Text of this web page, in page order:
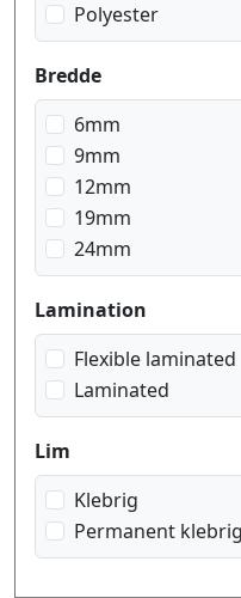
Polyester
Bredde
6mm
9mm
12mm
19mm
24mm
Lamination
Flexible laminated
Laminated
Lim
Klebrig
Permanent klebrig